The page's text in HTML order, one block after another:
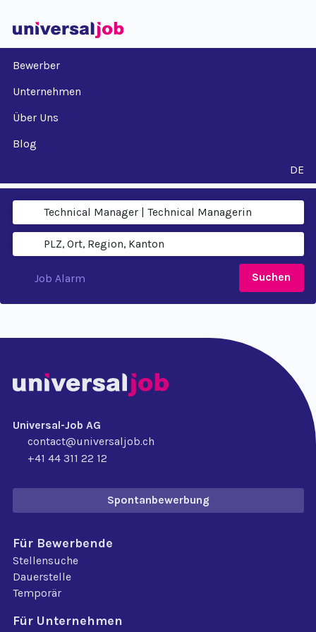
Bewerber
Unternehmen
Über Uns
Blog
DE
Suchen
Job Alarm
Universal-Job AG
contact@universaljob.ch
+41 44 311 22 12
Spontanbewerbung
Für Bewerbende
Stellensuche
Dauerstelle
Temporär
Für Unternehmen